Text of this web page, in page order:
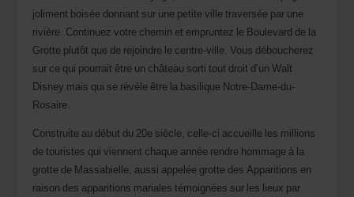
joliment boisée donnant sur une petite ville traversée par une
rivière. Continuez votre chemin et empruntez le Boulevard de la
Grotte plutôt que de rejoindre le centre-ville. Vous déboucherez
sur ce qui pourrait être un château sorti tout droit d’un Walt
Disney mais qui se révèle être la basilique Notre-Dame-du-
Rosaire.
Construite au début du 20e siècle, celle-ci accueille les millions
de touristes qui viennent chaque année rendre hommage à la
grotte de Massabielle, aussi appelée grotte des Apparitions en
raison des apparitions mariales témoignées sur les lieux par